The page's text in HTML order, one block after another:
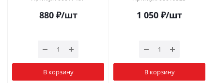
880₽/шт
В корзину
1 050 ₽/шт
В корзину